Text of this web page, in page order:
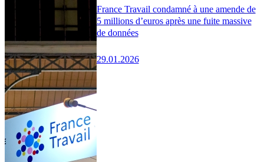
France Travail condamné à une amende de
5 millions d’euros après une fuite massive
de données
29.01.2026